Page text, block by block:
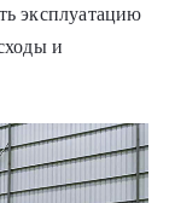
эксплуатацию
и